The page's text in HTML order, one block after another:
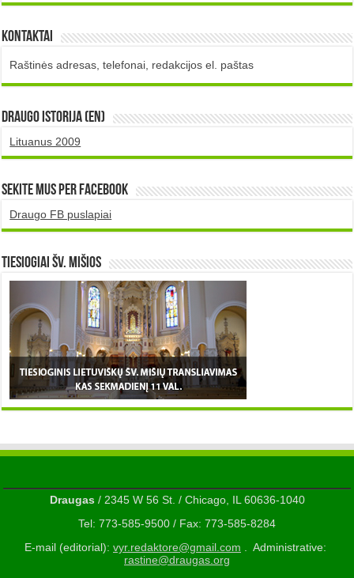
Kontaktai
Raštinės adresas, telefonai, redakcijos el. paštas
DRAUGO istorija (EN)
Lituanus 2009
Sekite mus per Facebook
Draugo FB puslapiai
TIESIOGIAI šv. MIŠIOS
Draugas/ 2345 W 56 St. / Chicago, IL 60636-1040
Tel: 773-585-9500 / Fax: 773-585-8284
E-mail (editorial): vyr.redaktore@gmail.com . Administrative:
rastine@draugas.org